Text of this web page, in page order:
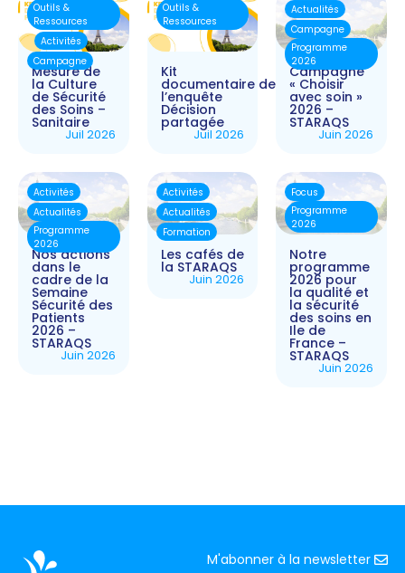
Mesure de
la Culture
de Sécurité
des Soins –
Sanitaire
Juil 2026
Outils &
Ressources
Activités
Campagne
Kit
documentaire de
l’enquête
Décision
partagée
Juil 2026
Outils &
Ressources
Campagne
« Choisir
avec soin »
2026 –
STARAQS
Juin 2026
Actualités
Campagne
Programme
2026
Nos actions
dans le
cadre de la
Semaine
Sécurité des
Patients
2026 –
STARAQS
Juin 2026
Activités
Actualités
Programme
2026
Les cafés de
la STARAQS
Juin 2026
Activités
Actualités
Formation
Notre
programme
2026 pour
la qualité et
la sécurité
des soins en
Ile de
France –
STARAQS
Juin 2026
Focus
Programme
2026
M'abonner à la newsletter